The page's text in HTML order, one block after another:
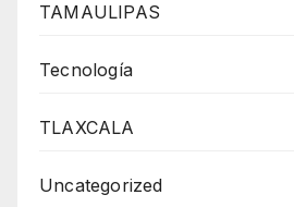
TAMAULIPAS
Tecnología
TLAXCALA
Uncategorized